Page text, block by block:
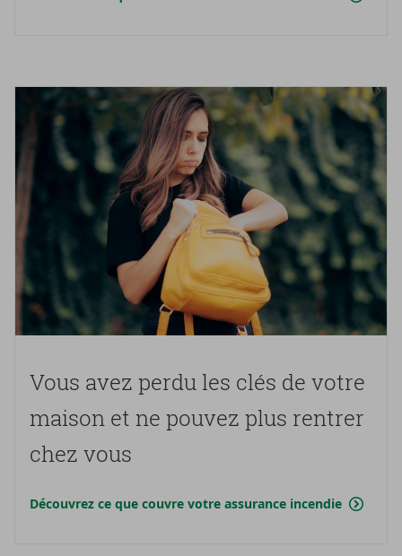
Vous avez perdu les clés de votre
mai­son et ne pou­vez plus ren­trer
chez vous
Découvrez ce que couvre votre assurance incendie